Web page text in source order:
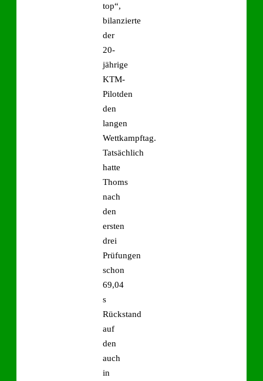
top“,
bilanzierte
der
20-
jährige
KTM-
Pilotden
den
langen
Wettkampftag.
Tatsächlich
hatte
Thoms
nach
den
ersten
drei
Prüfungen
schon
69,04
s
Rückstand
auf
den
auch
in